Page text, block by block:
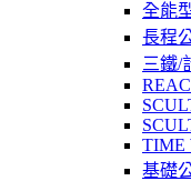
全能
長程
三鐵/
TIME
基礎